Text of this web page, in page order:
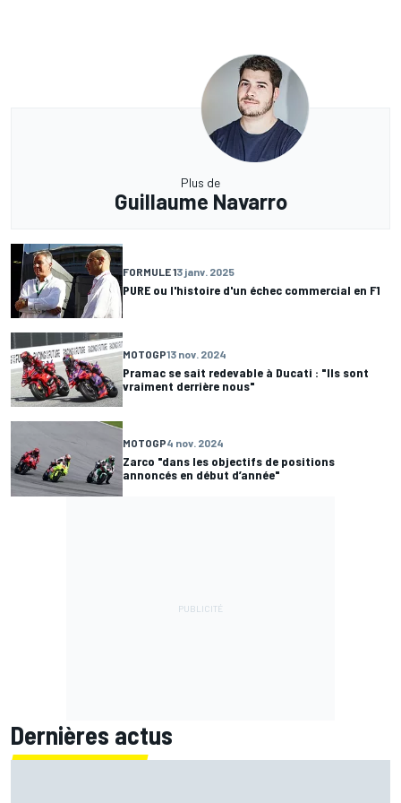
Plus de
Guillaume Navarro
FORMULE 13 janv. 2025
PURE ou l'histoire d'un échec commercial en F1
MOTOGP13 nov. 2024
Pramac se sait redevable à Ducati : "Ils sont
vraiment derrière nous"
MOTOGP4 nov. 2024
Zarco "dans les objectifs de positions
annoncés en début d’année"
Dernières actus